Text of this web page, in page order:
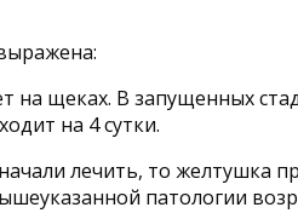
на щеках. В запущенных
на 4 сутки.
лечить, то желтушка
патологии